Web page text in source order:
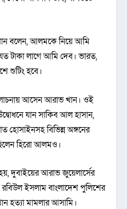
বলেন, আলমকে নিয়ে আমি
টাকা লাগে আমি দেব। ভারত,
শুটিং হবে।
আসেন আরাভ খান। ওই
যান সাকিব আল হাসান,
হোসাইনসহ বিভিন্ন অঙ্গনের
হিরো আলমও।
দুবাইয়ের আরাভ জুয়েলার্সের
ইসলাম বাংলাদেশ পুলিশের
হত্যা মামলার আসামি।